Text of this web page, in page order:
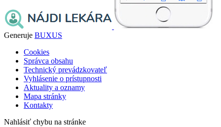
Generuje BUXUS
Cookies
Správca obsahu
Technický prevádzkovateľ
Vyhlásenie o prístupnosti
Aktuality a oznamy
Mapa stránky
Kontakty
Nahlásiť chybu na stránke